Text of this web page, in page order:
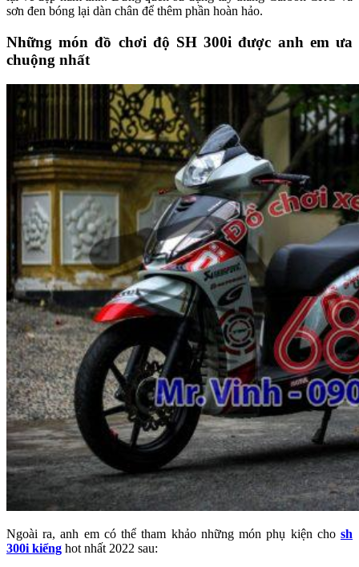
sơn đen bóng lại dàn chân để thêm phần hoàn hảo.
Những món đồ chơi độ SH 300i được anh em ưa
chuộng nhất
Ngoài ra, anh em có thể tham khảo những món phụ kiện cho sh
300i kiểng hot nhất 2022 sau: